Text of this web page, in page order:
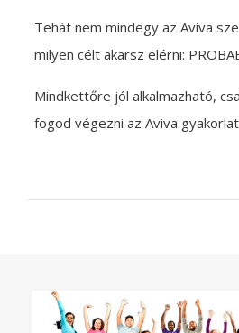
Tehát nem mindegy az Aviva
milyen célt akarsz elérni:
Mindkettőre jól alkalmazható,
fogod végezni az Aviva